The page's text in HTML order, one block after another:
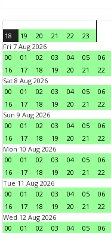
18 19 20 21 22
23
Fri 7 Aug 2026
00
01 02 03 04 05 06
16
17 18 19 20 21 22
Sat 8 Aug 2026
00
01 02 03 04 05 06
16
17 18 19 20 21 22
Sun 9 Aug 2026
00
01 02 03 04 05 06
16
17 18 19 20 21 22
Mon 10 Aug 2026
00
01 02 03 04 05 06
16
17 18 19 20 21 22
Tue 11 Aug 2026
00
01 02 03 04 05 06
16
17 18 19 20 21 22
Wed 12 Aug 2026
00
01 02 03 04 05 06